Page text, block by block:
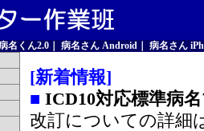
名くん2.0 病名さん Android
病名さん
[新着情報]
■ ICD10対応標準病
改訂についての詳細